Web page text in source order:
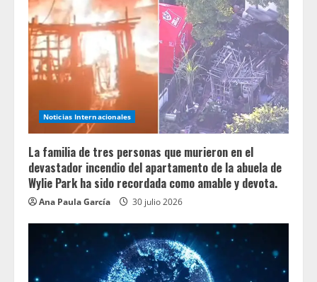
Noticias Internacionales
La familia de tres personas que murieron en el
devastador incendio del apartamento de la abuela de
Wylie Park ha sido recordada como amable y devota.
Ana Paula García 30 julio 2026